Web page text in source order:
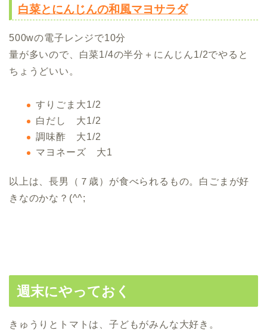
白菜とにんじんの和風マヨサラダ
500wの電子レンジで10分
量が多いので、白菜1/4の半分＋にんじん1/2でやると
ちょうどいい。
すりごま大1/2
白だし 大1/2
調味酢 大1/2
マヨネーズ 大1
以上は、長男（７歳）が食べられるもの。白ごまが好
きなのかな？(^^;
週末にやっておく
きゅうりとトマトは、子どもがみんな大好き。